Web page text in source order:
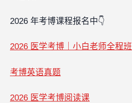
2026 年考博课程报名中👇
2026 医学考博｜小白老师全程班
考博英语真题
2026 医学考博阅读课